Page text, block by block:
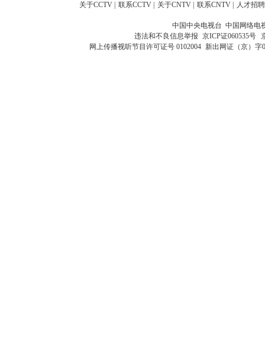
关于CCTV 联系CCTV 关于CNTV 联系CNTV 人才招聘
中国中央电视台 中国网络电
违法和不良信息举报 京ICP证060535号
网上传播视听节目许可证号 0102004 新出网证（京）